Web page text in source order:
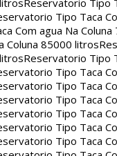
Reservatorio Tipo
Tipo Taca
Com agua Na
Coluna 85000 litros
Reservatorio Tipo
Tipo Taca
Tipo Taca
Tipo Taca
Tipo Taca
Tipo Taca
Tipo Taca